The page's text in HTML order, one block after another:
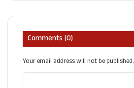
Comments (0)
Your email address will not be published.